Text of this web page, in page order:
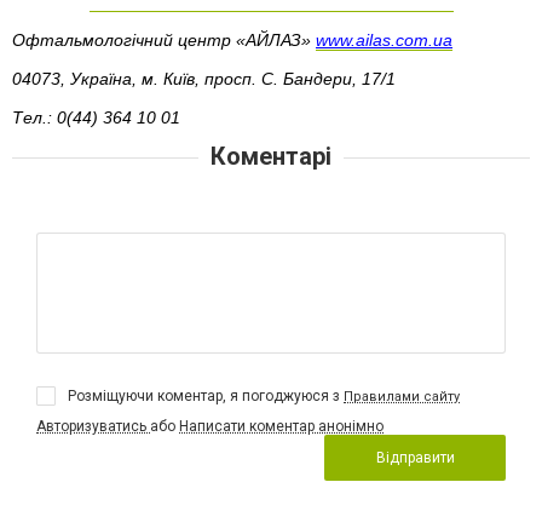
Офтальмологічний центр «АЙЛАЗ» www.ailas.com.ua
04073, Україна, м. Київ, просп. С. Бандери, 17/1
Тел.: 0(44) 364 10 01
Коментарі
Розміщуючи коментар, я погоджуюся з Правилами сайту
Авторизуватись або Написати коментар анонімно
Відправити